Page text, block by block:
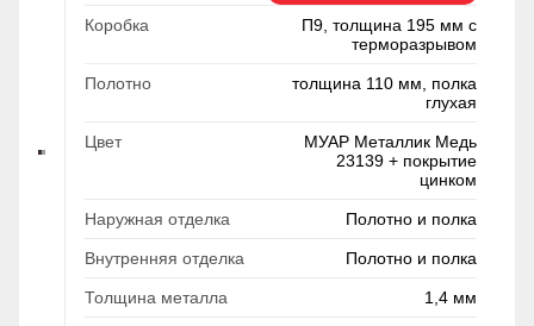
Коробка
П9, толщина 195 мм с
терморазрывом
Полотно
толщина 110 мм, полка
глухая
Цвет
МУАР Металлик Медь
23139 + покрытие
цинком
Наружная отделка Полотно и полка
Внутренняя отделка Полотно и полка
Толщина металла 1,4 мм